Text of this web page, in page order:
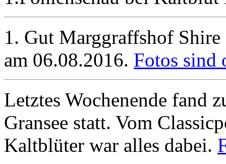
1. Gut Marggraffshof
am 06.08.2016. Fotos sind
Letztes Wochenende fand
Gransee statt. Vom
Kaltblüter war alles dabei.